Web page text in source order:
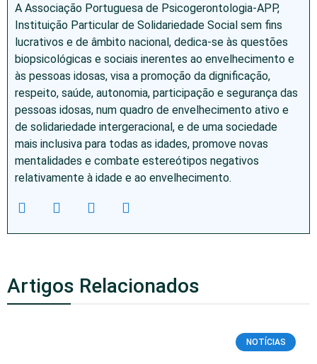
A Associação Portuguesa de Psicogerontologia-APP,
Instituição Particular de Solidariedade Social sem fins
lucrativos e de âmbito nacional, dedica-se às questões
biopsicológicas e sociais inerentes ao envelhecimento e
às pessoas idosas, visa a promoção da dignificação,
respeito, saúde, autonomia, participação e segurança das
pessoas idosas, num quadro de envelhecimento ativo e
de solidariedade intergeracional, e de uma sociedade
mais inclusiva para todas as idades, promove novas
mentalidades e combate estereótipos negativos
relativamente à idade e ao envelhecimento.
Artigos Relacionados
NOTÍCIAS